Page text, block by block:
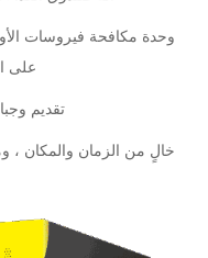
وحدة مكافحة فيروسات
على
تقديم وجبات 24 ساعة
خالٍ من الزمان والمكان ،